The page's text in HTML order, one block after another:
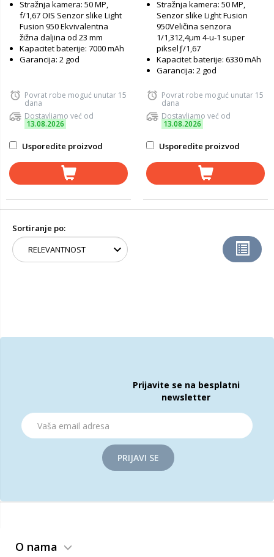
Stražnja kamera: 50 MP,
f/1,67 OIS Senzor slike Light
Fusion 950 Ekvivalentna
žižna daljina od 23 mm
Kapacitet baterije: 7000 mAh
Garancija: 2 god
Povrat robe moguć unutar 15
dana
Dostavljamo već od
13.08.2026
Usporedite proizvod
Stražnja kamera: 50 MP,
Senzor slike Light Fusion
950Veličina senzora
1/1,312,4μm 4-u-1 super
pikselƒ/1,67
Kapacitet baterije: 6330 mAh
Garancija: 2 god
Povrat robe moguć unutar 15
dana
Dostavljamo već od
13.08.2026
Usporedite proizvod
Sortiranje po:
Prijavite se na besplatni
newsletter
PRIJAVI SE
O nama